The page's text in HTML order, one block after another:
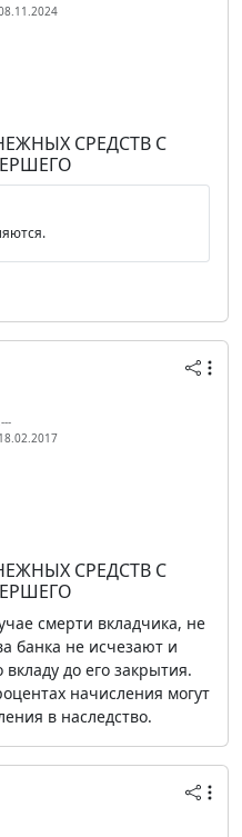
СРЕДСТВ С
СРЕДСТВ С
смерти вкладчика, не
банка не исчезают и
до его закрытия.
начисления могут
в наследство.